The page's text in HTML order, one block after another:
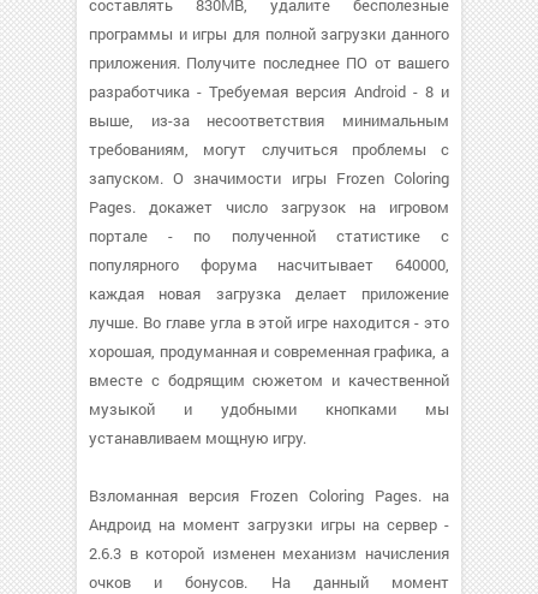
составлять 830MB, удалите бесполезные
программы и игры для полной загрузки данного
приложения. Получите последнее ПО от вашего
разработчика - Требуемая версия Android - 8 и
выше, из-за несоответствия минимальным
требованиям, могут случиться проблемы с
запуском. О значимости игры Frozen Coloring
Pages. докажет число загрузок на игровом
портале - по полученной статистике с
популярного форума насчитывает 640000,
каждая новая загрузка делает приложение
лучше. Во главе угла в этой игре находится - это
хорошая, продуманная и современная графика, а
вместе с бодрящим сюжетом и качественной
музыкой и удобными кнопками мы
устанавливаем мощную игру.
Взломанная версия Frozen Coloring Pages. на
Андроид на момент загрузки игры на сервер -
2.6.3 в которой изменен механизм начисления
очков и бонусов. На данный момент